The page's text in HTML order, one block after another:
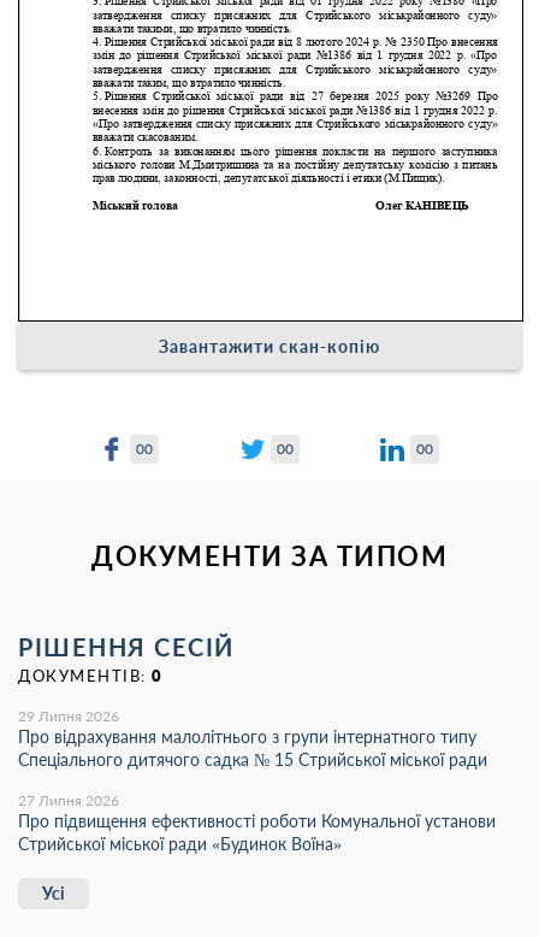
Завантажити скан-копію
00 00 00
ДОКУМЕНТИ ЗА ТИПОМ
РІШЕННЯ СЕСІЙ
ДОКУМЕНТІВ: 0
29 Липня 2026
Про відрахування малолітнього з групи інтернатного типу
Спеціального дитячого садка № 15 Стрийської міської ради
27 Липня 2026
Про підвищення ефективності роботи Комунальної установи
Стрийської міської ради «Будинок Воїна»
Усі